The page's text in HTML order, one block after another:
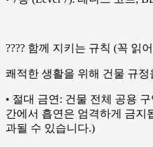
???? 함께 지키는 규칙 (꼭 읽
쾌적한 생활을 위해 건물 규
• 절대 금연: 건물 전체 공용
간에서 흡연은 엄격하게 금지
과될 수 있습니다.)